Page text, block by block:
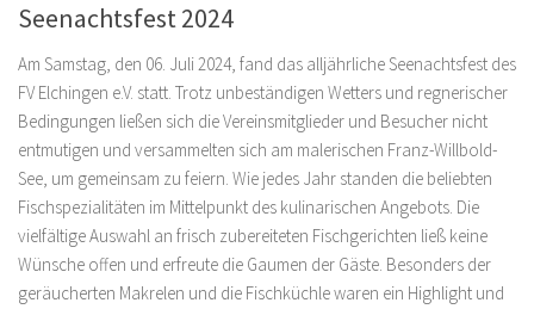
Seenachtsfest 2024
Am Samstag, den 06. Juli 2024, fand das alljährliche Seenachtsfest des
FV Elchingen e.V. statt. Trotz unbeständigen Wetters und regnerischer
Bedingungen ließen sich die Vereinsmitglieder und Besucher nicht
entmutigen und versammelten sich am malerischen Franz-Willbold-
See, um gemeinsam zu feiern. Wie jedes Jahr standen die beliebten
Fischspezialitäten im Mittelpunkt des kulinarischen Angebots. Die
vielfältige Auswahl an frisch zubereiteten Fischgerichten ließ keine
Wünsche offen und erfreute die Gaumen der Gäste. Besonders der
geräucherten Makrelen und die Fischküchle waren ein Highlight und